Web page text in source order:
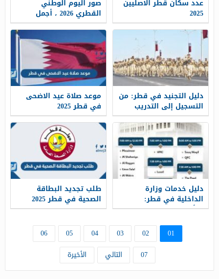
عدد سكان قطر الاصليين
2025
صور اليوم الوطني
القطري 2026 ، أجمل
رمزيات وخلفيات وثيمات
العيد الوطني لقطر
دليل التجنيد في قطر: من
التسجيل إلى التدريب
موعد صلاة عيد الاضحى
في قطر 2025
دليل خدمات وزارة
الداخلية في قطر:
التأشيرات، الإقامات،
طلب تجديد البطاقة
الصحية في قطر 2025
01
02
03
04
05
06
07
التالي الأخيرة